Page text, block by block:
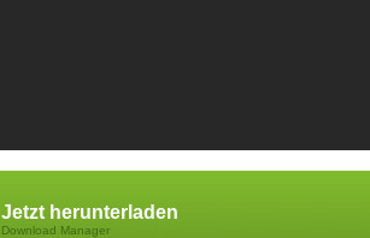
Jetzt herunterladen
Download Manager